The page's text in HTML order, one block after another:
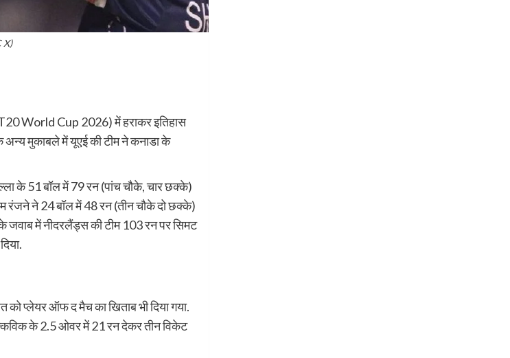
X)
World Cup 2026) में हराकर इतिहास
अन्य मुकाबले में यूएई की टीम ने कनाडा के
के 51 बॉल में 79 रन (पांच चौके, चार छक्के)
रंजने ने 24 बॉल में 48 रन (तीन चौके दो छक्के)
जवाब में नीदरलैंड्स की टीम 103 रन पर सिमट
प्लेयर ऑफ द मैच का खिताब भी दिया गया.
के 2.5 ओवर में 21 रन देकर तीन विकेट